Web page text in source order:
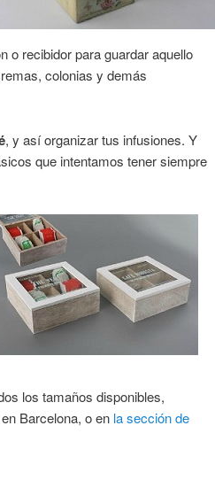
o recibidor para guardar aquello
colonias y demás
, y así organizar tus infusiones. Y
que intentamos tener siempre
los tamaños disponibles,
Barcelona, o en la sección de